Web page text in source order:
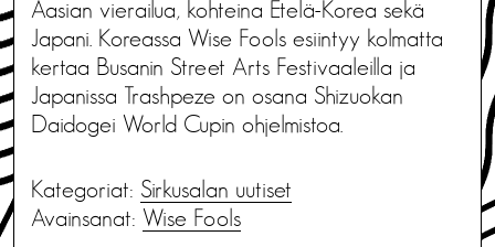
Aasian vierailua, kohteina Etelä-Korea sekä
Japani. Koreassa Wise Fools esiintyy kolmatta
kertaa Busanin Street Arts Festivaaleilla ja
Japanissa Trashpeze on osana Shizuokan
Daidogei World Cupin ohjelmistoa.
Kategoriat: Sirkusalan uutiset
Avainsanat: Wise Fools